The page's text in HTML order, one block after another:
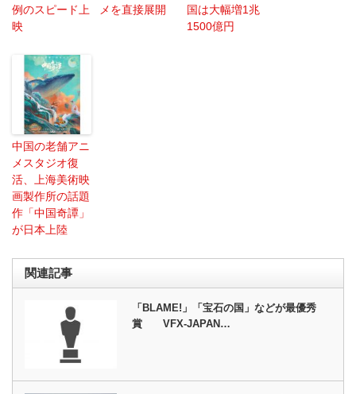
例のスピード上
映
メを直接展開
国は大幅増1兆
1500億円
中国の老舗アニ
メスタジオ復
活、上海美術映
画製作所の話題
作「中国奇譚」
が日本上陸
関連記事
「BLAME!」「宝石の国」などが最優秀
賞 VFX-JAPAN…